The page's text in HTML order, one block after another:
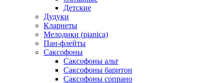
Детские
Дудуки
Кларнеты
Мелодики (pianica)
Пан-флейты
Саксофоны
Саксофоны альт
Саксофоны баритон
Саксофоны сопрано